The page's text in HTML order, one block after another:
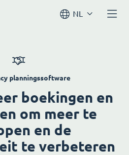
NL
planningssoftware
boekingen en
om meer te
en de
te verbeteren